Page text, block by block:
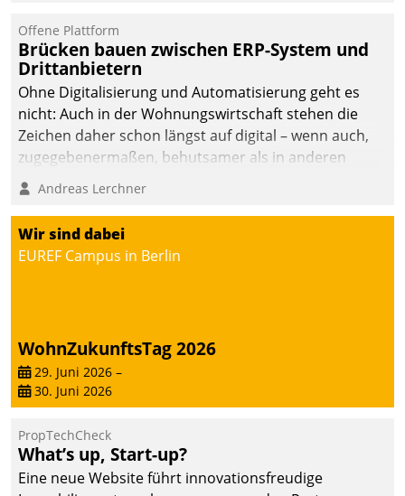
Offene Plattform
Brücken bauen zwischen ERP-System und
Drittanbietern
Ohne Digitalisierung und Automatisierung geht es
nicht: Auch in der Wohnungswirtschaft stehen die
Zeichen daher schon längst auf digital – wenn auch,
zugegebenermaßen, behutsamer als in anderen
Branchen.
Andreas Lerchner
Wir sind dabei
EUREF Campus in Berlin
WohnZukunftsTag 2026
29. Juni 2026 –
30. Juni 2026
PropTechCheck
What’s up, Start-up?
Eine neue Website führt innovationsfreudige